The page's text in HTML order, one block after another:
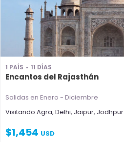
1 PAÍS 11 DÍAS
Encantos del Rajasthán
Salidas en Enero - Diciembre
Visitando Agra, Delhi, Jaipur, Jodhpur
$1,454 USD